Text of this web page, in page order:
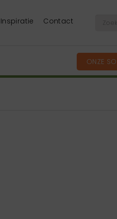
Inspiratie Contact
ONZE